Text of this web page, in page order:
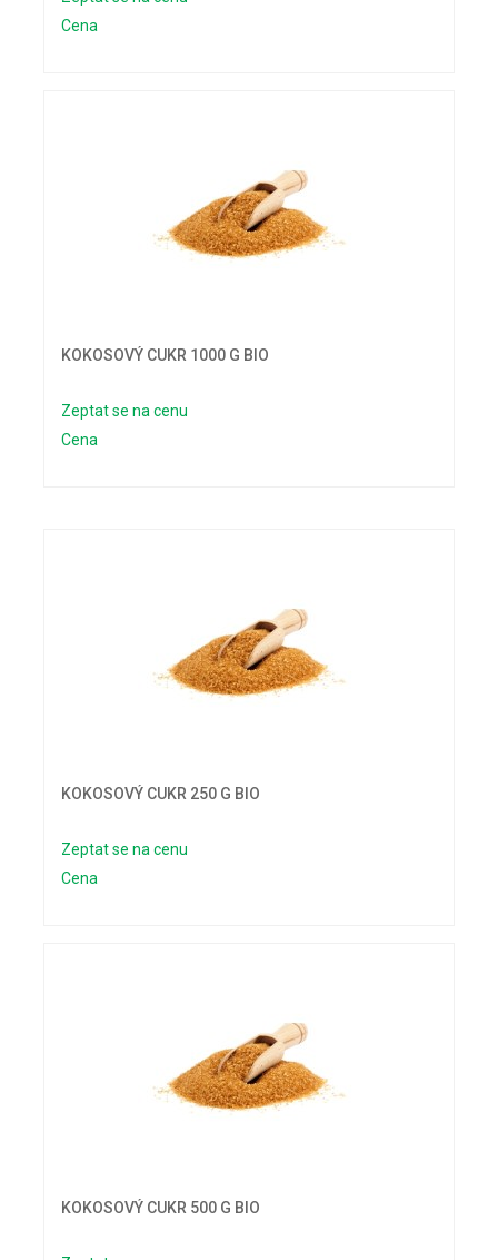
Cena
KOKOSOVÝ CUKR 1000 G BIO
Zeptat se na cenu
Cena
KOKOSOVÝ CUKR 250 G BIO
Zeptat se na cenu
Cena
KOKOSOVÝ CUKR 500 G BIO